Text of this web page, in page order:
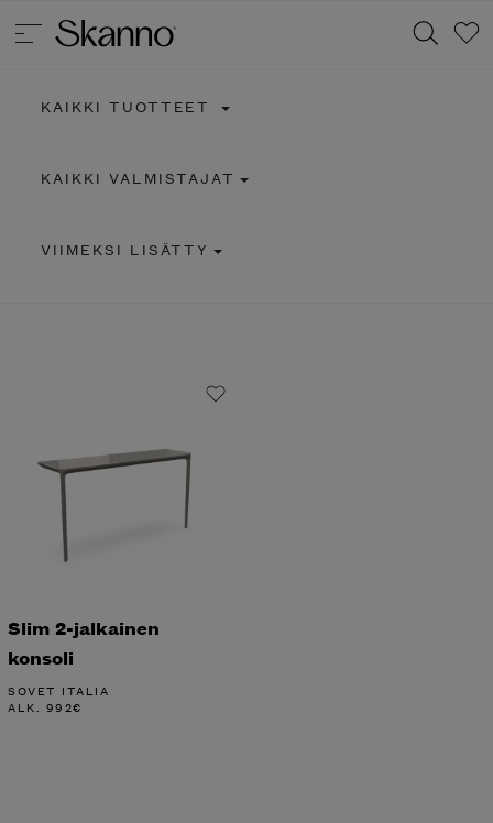
KAIKKI TUOTTEET
KAIKKI VALMISTAJAT
VIIMEKSI LISÄTTY
Slim 2-jalkainen
konsoli
SOVET ITALIA
ALK. 992€